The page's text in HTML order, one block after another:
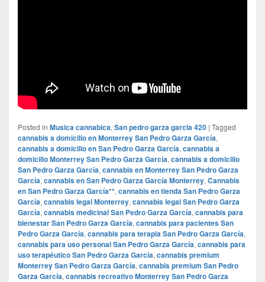
Posted in Musica cannabica, San pedro garza garcia 420 | Tagged
cannabis a domicilio en Monterrey San Pedro Garza García,
cannabis a domicilio en San Pedro Garza García, cannabis a
domicilio Monterrey San Pedro Garza García, cannabis a domicilio
San Pedro Garza García, cannabis en Monterrey San Pedro Garza
García, cannabis en San Pedro Garza García Monterrey, Cannabis
en San Pedro Garza García**, cannabis en tienda San Pedro Garza
García, cannabis legal Monterrey, cannabis legal San Pedro Garza
García, cannabis medicinal San Pedro Garza García, cannabis para
bienestar San Pedro Garza García, cannabis para pacientes San
Pedro Garza García, cannabis para terapia San Pedro Garza García,
cannabis para uso personal San Pedro Garza García, cannabis para
uso terapéutico San Pedro Garza García, cannabis premium
Monterrey San Pedro Garza García, cannabis premium San Pedro
Garza García, cannabis recreativo Monterrey San Pedro Garza